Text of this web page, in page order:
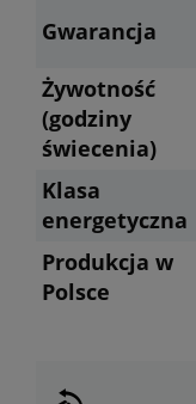
Gwarancja
Żywotność
(godziny
świecenia)
Klasa
energetyczna
Produkcja w
Polsce